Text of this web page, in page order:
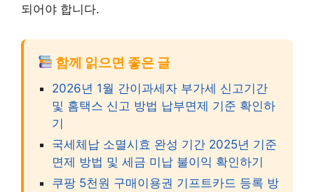
되어야 합니다.
함께 읽으면 좋은 글
2026년 1월 간이과세자 부가세 신고기간
및 홈택스 신고 방법 납부면제 기준 확인하
기
국세체납 소멸시효 완성 기간 2025년 기준
면제 방법 및 세금 미납 불이익 확인하기
쿠팡 5천원 구매이용권 기프트카드 등록 방